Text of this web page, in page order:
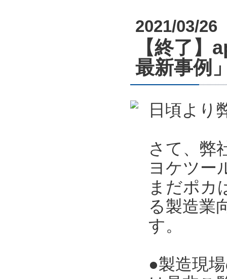
2021/03/26
【終了
最新事例
日頃より
さて、弊
ヨケツー
まだポカ
る製造業
す。
●製造現